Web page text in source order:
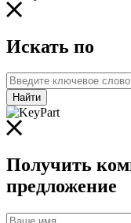
Искать по
Найти
Получить
предложение